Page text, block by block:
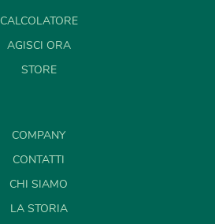
CALCOLATORE
AGISCI ORA
STORE
COMPANY
CONTATTI
CHI SIAMO
LA STORIA